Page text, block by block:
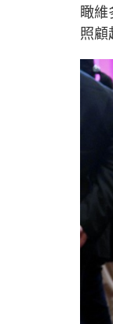
瞰維
照顧